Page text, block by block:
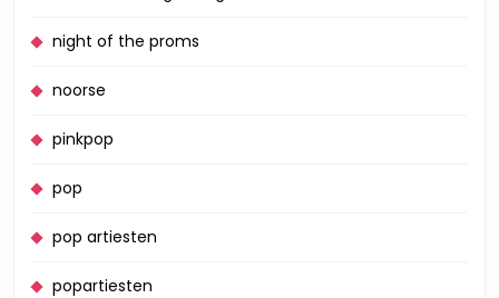
night of the proms
noorse
pinkpop
pop
pop artiesten
popartiesten